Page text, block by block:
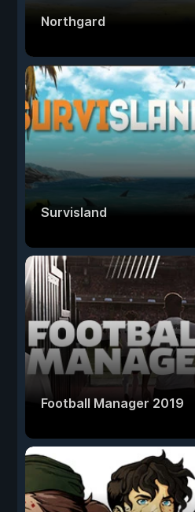
Northgard
Survisland
Football Manager 2019